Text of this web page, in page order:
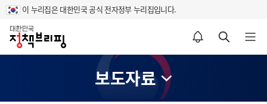
이 누리집은 대한민국 공식 전자정부 누리집입니다.
홈
알림설정 바로가기 검색 바로가기 메뉴 열기
보도자료